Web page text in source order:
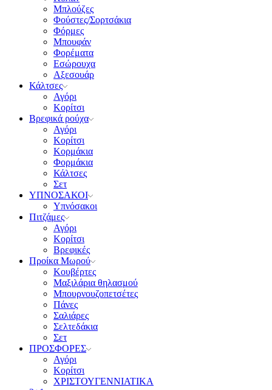
Μπλούζες
Φούστες/Σορτσάκια
Φόρμες
Μπουφάν
Φορέματα
Εσώρουχα
Αξεσουάρ
Κάλτσες
Αγόρι
Κορίτσι
Βρεφικά ρούχα
Αγόρι
Κορίτσι
Κορμάκια
Φορμάκια
Κάλτσες
Σετ
ΥΠΝΟΣΑΚΟΙ
Υπνόσακοι
Πιτζάμες
Αγόρι
Κορίτσι
Βρεφικές
Προίκα Μωρού
Κουβέρτες
Μαξιλάρια θηλασμού
Μπουρνουζοπετσέτες
Πάνες
Σαλιάρες
Σελτεδάκια
Σετ
ΠΡΟΣΦΟΡΕΣ
Αγόρι
Κορίτσι
ΧΡΙΣΤΟΥΓΕΝΝΙΑΤΙΚΑ